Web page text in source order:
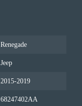
Renegade
Jeep
2015-2019
68247402AA